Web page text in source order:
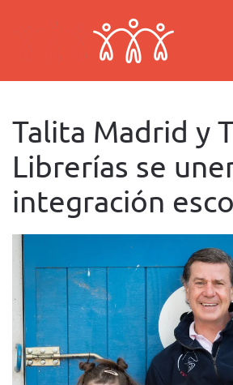
Skip to main content
Talita Madrid y
Librerías se
integración